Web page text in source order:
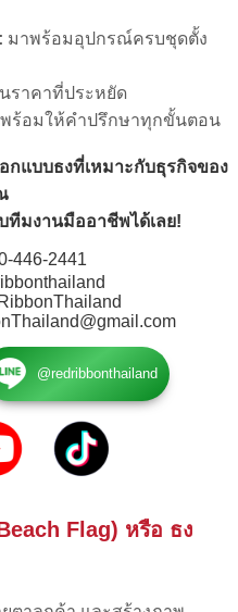
มาพร้อมอุปกรณ์ครบชุดตั้ง
ราคาที่ประหยัด
ร้อมให้คำปรึกษาทุกขั้นตอน
แบบธงที่เหมาะกับธุรกิจของ
มงานมืออาชีพได้เลย!
446-2441
@redribbonthailand
Flag) หรือ ธง